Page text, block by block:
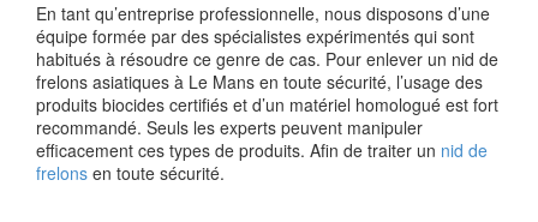
En tant qu’entreprise professionnelle, nous disposons d’une
équipe formée par des spécialistes expérimentés qui sont
habitués à résoudre ce genre de cas. Pour enlever un nid de
frelons asiatiques à Le Mans en toute sécurité, l’usage des
produits biocides certifiés et d’un matériel homologué est fort
recommandé. Seuls les experts peuvent manipuler
efficacement ces types de produits. Afin de traiter un nid de
frelons en toute sécurité.